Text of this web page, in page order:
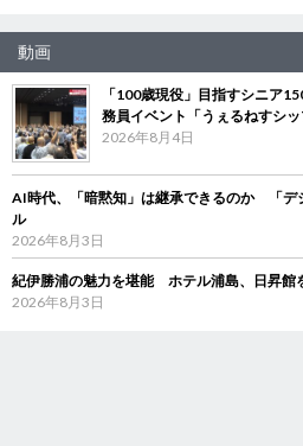
動画
「100歳現役」目指すシニア
務員イベント「うぇるねすシッ
2026年8月4日
AI時代、「暗黙知」は継承できるのか 「デ
ル
2026年8月3日
紀伊勝浦の魅力を堪能 ホテル浦島、日昇館
2026年8月3日